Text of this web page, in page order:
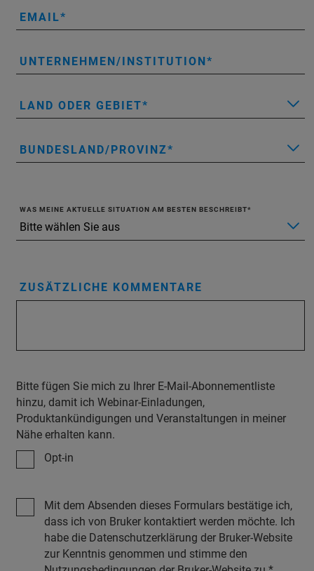
EMAIL
UNTERNEHMEN/INSTITUTION
LAND ODER GEBIET
BUNDESLAND/PROVINZ
WAS MEINE AKTUELLE SITUATION AM BESTEN BESCHREIBT
ZUSÄTZLICHE KOMMENTARE
Bitte fügen Sie mich zu Ihrer E-Mail-Abonnementliste
hinzu, damit ich Webinar-Einladungen,
Produktankündigungen und Veranstaltungen in meiner
Nähe erhalten kann.
Opt-in
Mit dem Absenden dieses Formulars bestätige ich,
dass ich von Bruker kontaktiert werden möchte. Ich
habe die Datenschutzerklärung der Bruker-Website
zur Kenntnis genommen und stimme den